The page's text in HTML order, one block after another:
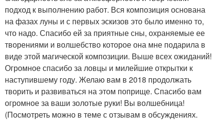
подход к выполнению работ. Вся композиция основана
на фазах луны и с первых эскизов это было именно то,
что надо. Спасибо ей за приятные сны, охраняемые ее
творениями и волшебство которое она мне подарила в
виде этой магической композиции. Выше всех ожиданий!
Огромное спасибо за ловцы и милейшие открытки к
наступившему году. Желаю вам в 2018 продолжать
творить и развиваться на этом поприще. Спасибо вам
огромное за ваши золотые руки! Вы волшебница!
(Посмотреть можно в теме с отзывам в обсуждениях.